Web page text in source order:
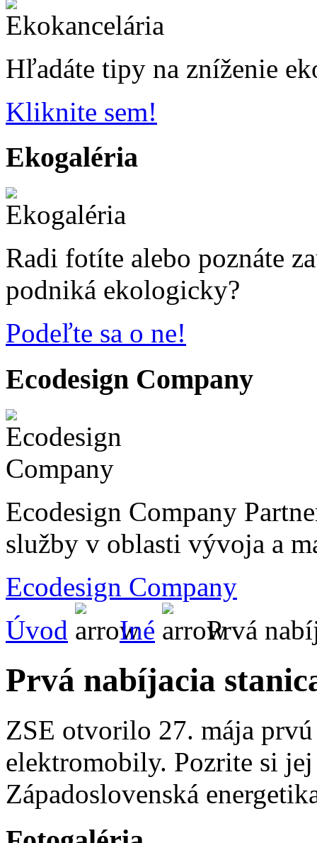
Hľadáte tipy na zníženie
Kliknite sem!
Ekogaléria
Radi fotíte alebo poznáte
podniká ekologicky?
Podeľte sa o ne!
Ecodesign Company
Ecodesign Company
služby v oblasti vývoja a
Ecodesign Company
Úvod
Iné Prvá
Prvá nabíjacia
ZSE otvorilo 27. mája
elektromobily. Pozrite si
Západoslovenská